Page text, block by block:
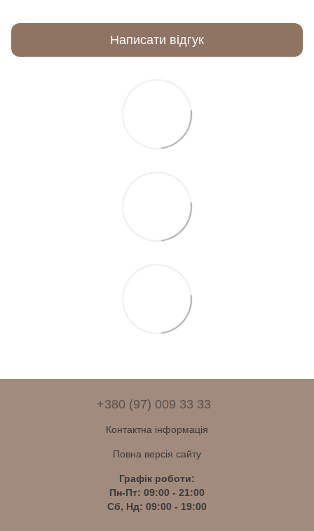
Написати відгук
+380 (97) 009 33 33
Контактна інформація
Повна версія сайту
Графік роботи:
Пн-Пт: 09:00 - 21:00
Сб, Нд: 09:00 - 19:00